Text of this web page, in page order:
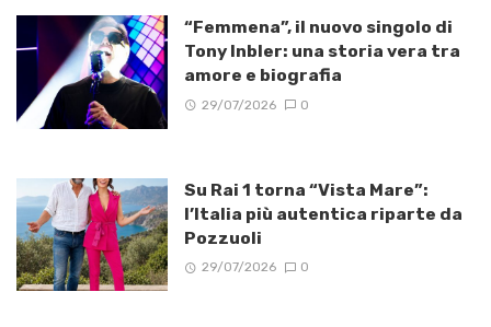
“Femmena”, il nuovo singolo di
Tony Inbler: una storia vera tra
amore e biografia
29/07/2026 0
Su Rai 1 torna “Vista Mare”:
l’Italia più autentica riparte da
Pozzuoli
29/07/2026 0